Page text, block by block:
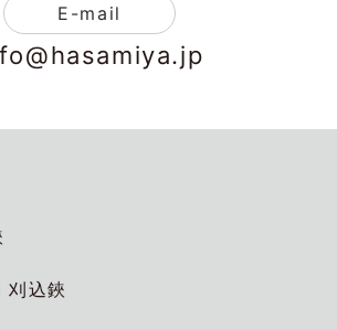
E-mail
刈込鋏